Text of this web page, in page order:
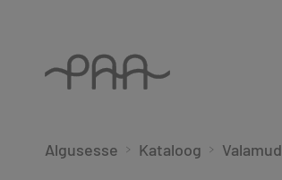
Algusesse Kataloog Valamud